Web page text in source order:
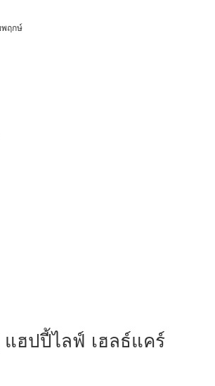
ฤกษ์
ฮปปี้ไลฟ์ เฮลธ์แคร์